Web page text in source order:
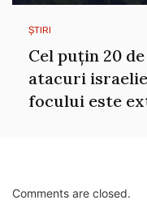
ȘTIRI
Cel puțin 20
atacuri
focului este
Comments are closed.